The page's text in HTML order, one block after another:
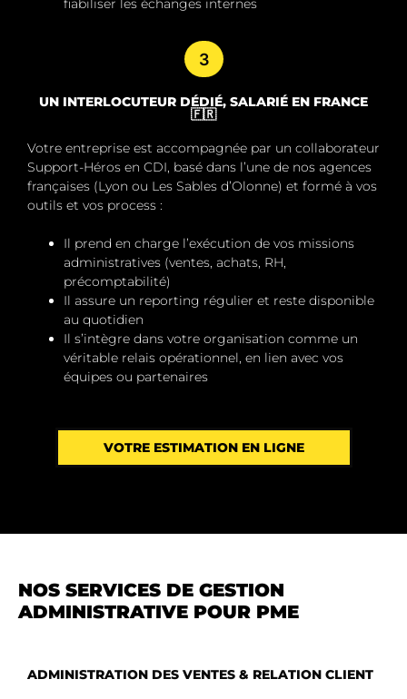
fiabiliser les échanges internes
3
UN INTERLOCUTEUR DÉDIÉ, SALARIÉ EN FRANCE
🇫🇷
Votre entreprise est accompagnée par un collaborateur
Support-Héros en CDI, basé dans l’une de nos agences
françaises (Lyon ou Les Sables d’Olonne) et formé à vos
outils et vos process :
Il prend en charge l’exécution de vos missions
administratives (ventes, achats, RH,
précomptabilité)
Il assure un reporting régulier et reste disponible
au quotidien
Il s’intègre dans votre organisation comme un
véritable relais opérationnel, en lien avec vos
équipes ou partenaires
VOTRE ESTIMATION EN LIGNE
NOS SERVICES DE GESTION
ADMINISTRATIVE POUR PME
ADMINISTRATION DES VENTES & RELATION CLIENT